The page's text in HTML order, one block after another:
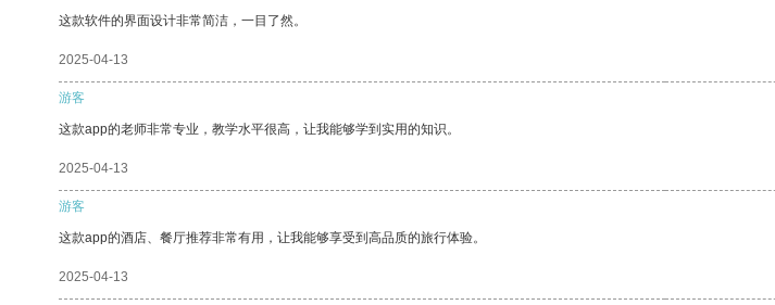
这款软件的界面设计非常简洁，一目了然。
2025-04-13
游客
这款app的老师非常专业，教学水平很高，让我能够学到实用的知识。
2025-04-13
游客
这款app的酒店、餐厅推荐非常有用，让我能够享受到高品质的旅行体验。
2025-04-13